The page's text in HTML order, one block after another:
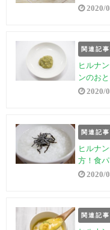
2020/
関連記事
ヒルナ
ンのおと
2020/
関連記事
ヒルナ
方！食パ
2020/
関連記事